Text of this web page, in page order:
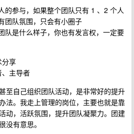
的参与，如果整个团队只有 1 、2 个人
团队氛围，只会有小圈子
队是什么样子，你也有发言权，一定要
分享
主导者
至自己组织团队活动，是非常好的提升
法。我走上管理的岗位，主要也就是靠
动，活跃氛围，提升团队凝聚力。团建
没有意思。